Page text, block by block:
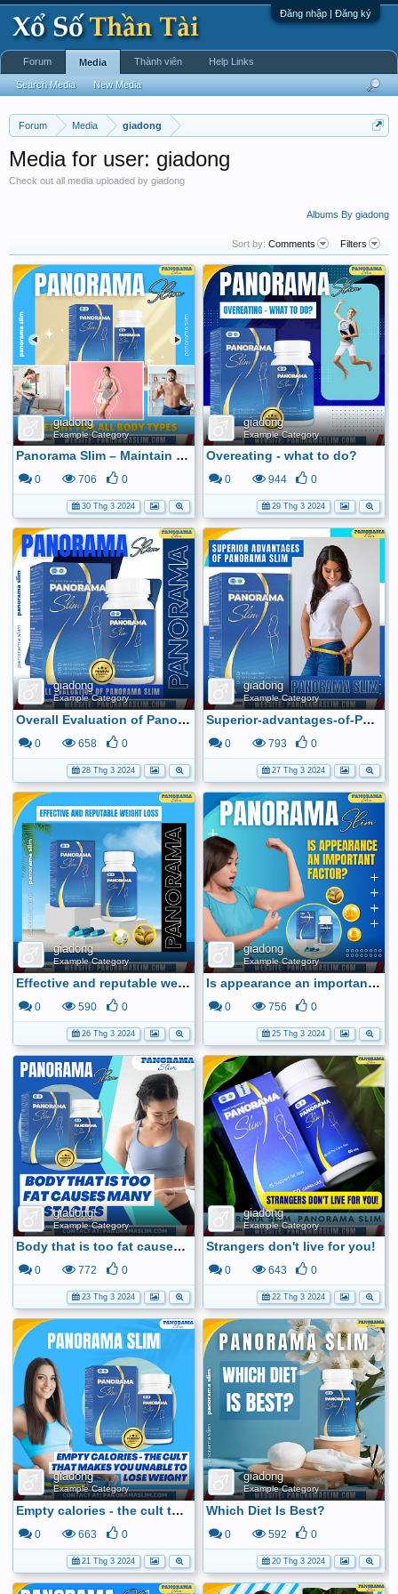
Đăng nhập | Đăng ký
Forum Media giadong
Media for user: giadong
Check out all media uploaded by giadong
Albums By giadong
Sort by: Comments Filters
giadong
Example Category
Panorama Slim – Maintain nutrient balance
0 706 0
30 Thg 3 2024
giadong
Example Category
Overeating - what to do?
0 944 0
29 Thg 3 2024
giadong
Example Category
Overall Evaluation of Panorama Slim
0 658 0
28 Thg 3 2024
giadong
Example Category
Superior-advantages-of-Panorama-Slim_
0 793 0
27 Thg 3 2024
giadong
Example Category
Effective and reputable weight loss with Panoramaslim
0 590 0
26 Thg 3 2024
giadong
Example Category
Is appearance an important factor in making it easy for you to achieve a lot of success?
0 756 0
25 Thg 3 2024
giadong
Example Category
Body that is too fat causes many obstacles
0 772 0
23 Thg 3 2024
giadong
Example Category
Strangers don't live for you!
0 643 0
22 Thg 3 2024
giadong
Example Category
Empty calories - the cult that makes you unable to lose weight
0 663 0
21 Thg 3 2024
giadong
Example Category
Which Diet Is Best?
0 592 0
20 Thg 3 2024
Forum Media
Search Media New Media
Thành viên Help Links